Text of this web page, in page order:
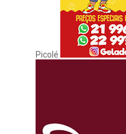
Picolé